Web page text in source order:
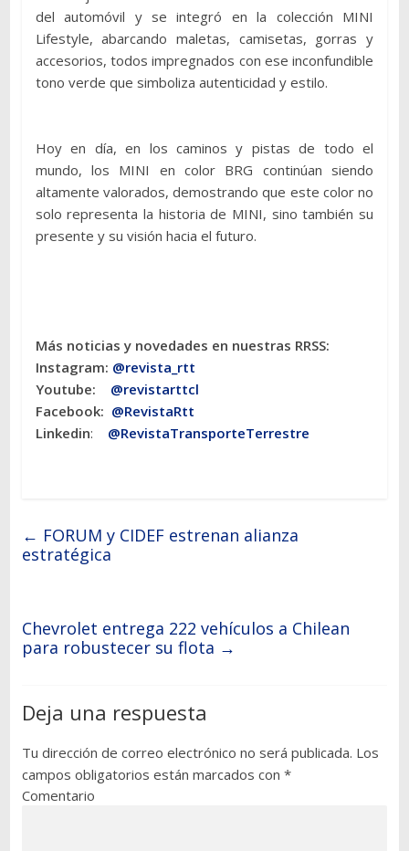
del automóvil y se integró en la colección MINI
Lifestyle, abarcando maletas, camisetas, gorras y
accesorios, todos impregnados con ese inconfundible
tono verde que simboliza autenticidad y estilo.
Hoy en día, en los caminos y pistas de todo el
mundo, los MINI en color BRG continúan siendo
altamente valorados, demostrando que este color no
solo representa la historia de MINI, sino también su
presente y su visión hacia el futuro.
Más noticias y novedades en nuestras RRSS:
Instagram: @revista_rtt
Youtube: @revistarttcl
Facebook: @RevistaRtt
Linkedin: @RevistaTransporteTerrestre
← FORUM y CIDEF estrenan alianza
estratégica
Chevrolet entrega 222 vehículos a Chilean
para robustecer su flota →
Deja una respuesta
Tu dirección de correo electrónico no será publicada. Los
campos obligatorios están marcados con *
Comentario